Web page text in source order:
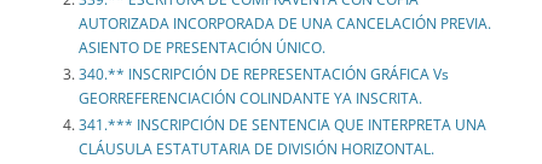
AUTORIZADA INCORPORADA DE UNA CANCELACIÓN PREVIA.
ASIENTO DE PRESENTACIÓN ÚNICO.
340.** INSCRIPCIÓN DE REPRESENTACIÓN GRÁFICA Vs
GEORREFERENCIACIÓN COLINDANTE YA INSCRITA.
341.*** INSCRIPCIÓN DE SENTENCIA QUE INTERPRETA UNA
CLÁUSULA ESTATUTARIA DE DIVISIÓN HORIZONTAL.